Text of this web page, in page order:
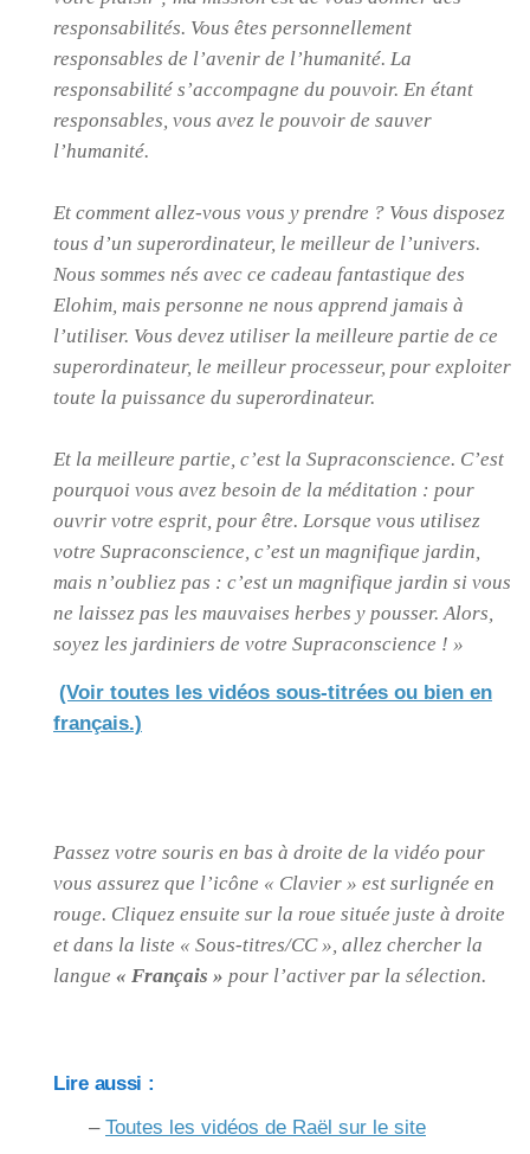
responsabilités. Vous êtes personnellement
responsables de l’avenir de l’humanité. La
responsabilité s’accompagne du pouvoir. En étant
responsables, vous avez le pouvoir de sauver
l’humanité.
Et comment allez-vous vous y prendre ? Vous disposez
tous d’un superordinateur, le meilleur de l’univers.
Nous sommes nés avec ce cadeau fantastique des
Elohim, mais personne ne nous apprend jamais à
l’utiliser. Vous devez utiliser la meilleure partie de ce
superordinateur, le meilleur processeur, pour exploiter
toute la puissance du superordinateur.
Et la meilleure partie, c’est la Supraconscience. C’est
pourquoi vous avez besoin de la méditation : pour
ouvrir votre esprit, pour être. Lorsque vous utilisez
votre Supraconscience, c’est un magnifique jardin,
mais n’oubliez pas : c’est un magnifique jardin si vous
ne laissez pas les mauvaises herbes y pousser. Alors,
soyez les jardiniers de votre Supraconscience ! »
(Voir toutes les vidéos sous-titrées ou bien en
français.)
Passez votre souris en bas à droite de la vidéo pour
vous assurez que l’icône « Clavier » est surlignée en
rouge. Cliquez ensuite sur la roue située juste à droite
et dans la liste « Sous-titres/CC », allez chercher la
langue « Français » pour l’activer par la sélection.
Lire aussi :
– Toutes les vidéos de Raël sur le site